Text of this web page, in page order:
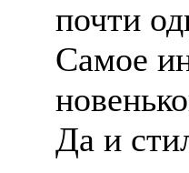
почти
Самое
Да и